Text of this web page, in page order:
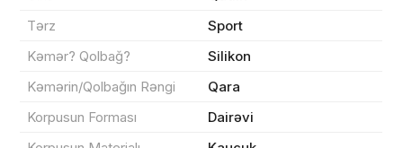
Tərz
Sport
Kəmər? Qolbağ?
Silikon
Kəmərin/Qolbağın Rəngi
Qara
Korpusun Forması
Dairəvi
Məhsul(lar) səbətə əlavə edildi
Sifarişin detalları